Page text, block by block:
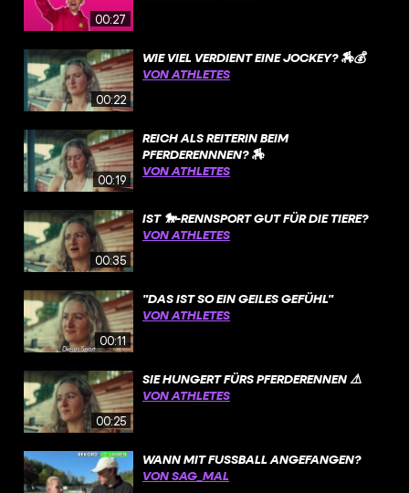
00:27
00:22
WIE VIEL VERDIENT EINE JOCKEY? 🏇💰
VON ATHLETES
00:19
REICH ALS REITERIN BEIM
PFERDERENNNEN? 🏇
VON ATHLETES
00:35
IST 🐎-RENNSPORT GUT FÜR DIE TIERE?
VON ATHLETES
00:11
"DAS IST SO EIN GEILES GEFÜHL"
VON ATHLETES
00:25
SIE HUNGERT FÜRS PFERDERENNEN ⚠️
VON ATHLETES
WANN MIT FUSSBALL ANGEFANGEN?
VON SAG_MAL